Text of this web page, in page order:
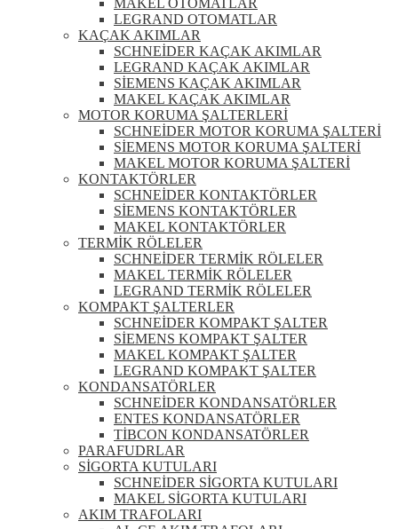
MAKEL OTOMATLAR
LEGRAND OTOMATLAR
KAÇAK AKIMLAR
SCHNEİDER KAÇAK AKIMLAR
LEGRAND KAÇAK AKIMLAR
SİEMENS KAÇAK AKIMLAR
MAKEL KAÇAK AKIMLAR
MOTOR KORUMA ŞALTERLERİ
SCHNEİDER MOTOR KORUMA ŞALTERİ
SİEMENS MOTOR KORUMA ŞALTERİ
MAKEL MOTOR KORUMA ŞALTERİ
KONTAKTÖRLER
SCHNEİDER KONTAKTÖRLER
SİEMENS KONTAKTÖRLER
MAKEL KONTAKTÖRLER
TERMİK RÖLELER
SCHNEİDER TERMİK RÖLELER
MAKEL TERMİK RÖLELER
LEGRAND TERMİK RÖLELER
KOMPAKT ŞALTERLER
SCHNEİDER KOMPAKT ŞALTER
SİEMENS KOMPAKT ŞALTER
MAKEL KOMPAKT ŞALTER
LEGRAND KOMPAKT ŞALTER
KONDANSATÖRLER
SCHNEİDER KONDANSATÖRLER
ENTES KONDANSATÖRLER
TİBCON KONDANSATÖRLER
PARAFUDRLAR
SİGORTA KUTULARI
SCHNEİDER SİGORTA KUTULARI
MAKEL SİGORTA KUTULARI
AKIM TRAFOLARI